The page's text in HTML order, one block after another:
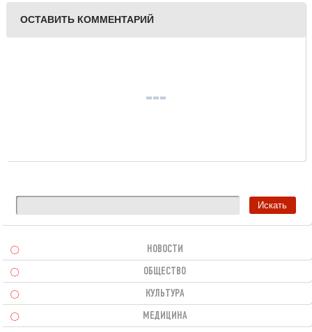
ОСТАВИТЬ КОММЕНТАРИЙ
НОВОСТИ
ОБЩЕСТВО
КУЛЬТУРА
МЕДИЦИНА